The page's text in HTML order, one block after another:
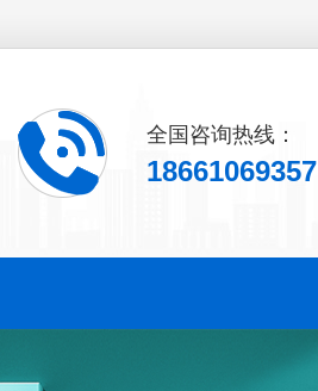
全国咨询热线：
18661069357